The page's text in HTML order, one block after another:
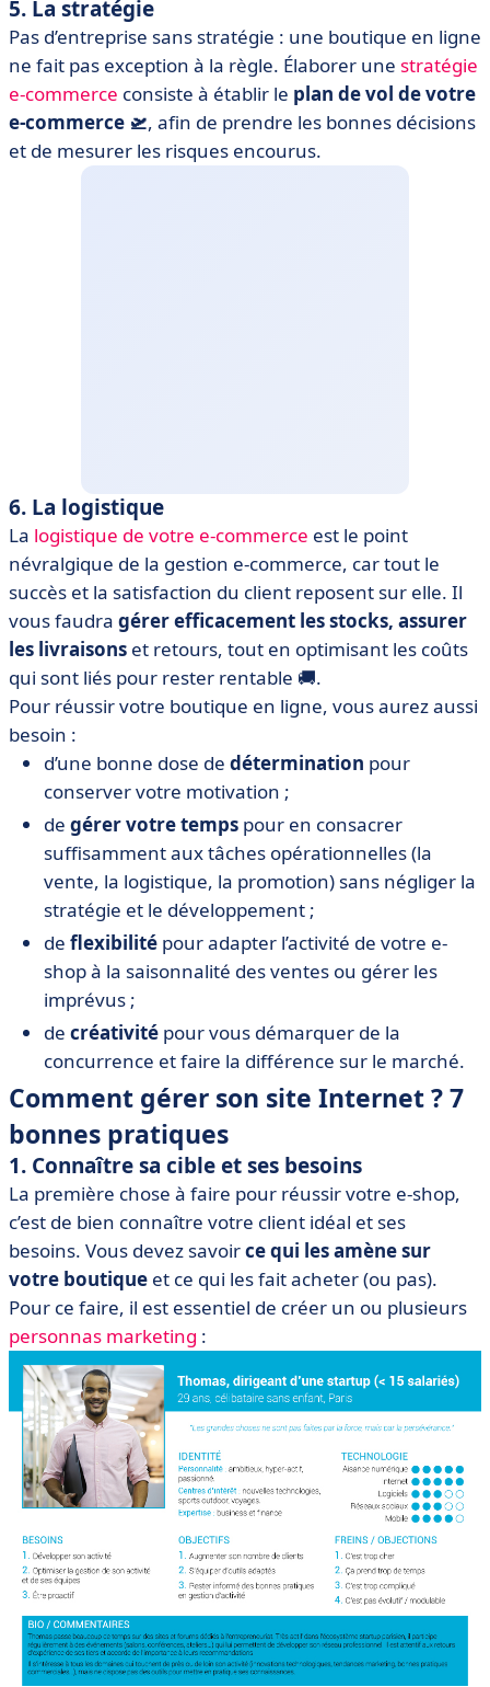
5. La stratégie
Pas d’entreprise sans stratégie : une boutique en ligne
ne fait pas exception à la règle. Élaborer une stratégie
e-commerce consiste à établir le plan de vol de votre
e-commerce 🛫, afin de prendre les bonnes décisions
et de mesurer les risques encourus.
6. La logistique
La logistique de votre e-commerce est le point
névralgique de la gestion e-commerce, car tout le
succès et la satisfaction du client reposent sur elle. Il
vous faudra gérer efficacement les stocks, assurer
les livraisons et retours, tout en optimisant les coûts
qui sont liés pour rester rentable 🚚.
Pour réussir votre boutique en ligne, vous aurez aussi
besoin :
d’une bonne dose de détermination pour
conserver votre motivation ;
de gérer votre temps pour en consacrer
suffisamment aux tâches opérationnelles (la
vente, la logistique, la promotion) sans négliger la
stratégie et le développement ;
de flexibilité pour adapter l’activité de votre e-
shop à la saisonnalité des ventes ou gérer les
imprévus ;
de créativité pour vous démarquer de la
concurrence et faire la différence sur le marché.
Comment gérer son site Internet ? 7
bonnes pratiques
1. Connaître sa cible et ses besoins
La première chose à faire pour réussir votre e-shop,
c’est de bien connaître votre client idéal et ses
besoins. Vous devez savoirce qui les amène sur
votre boutique et ce qui les fait acheter (ou pas).
Pour ce faire, il est essentiel de créer un ou plusieurs
personnas marketing :